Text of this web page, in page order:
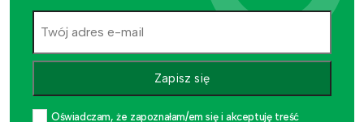
Zapisz się
Oświadczam, że zapoznałam/em się i akceptuję treść